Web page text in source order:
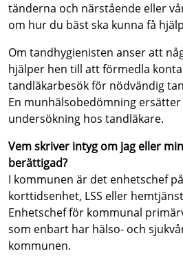
tänderna och närstående eller
om hur du bäst ska kunna få
Om tandhygienisten anser att
hjälper hen till att förmedla
tandläkarbesök för nödvändig
En munhälsobedömning
undersökning hos tandläkare.
Vem skriver intyg om jag eller
berättigad?
I kommunen är det enhetschef
korttidsenhet, LSS eller
Enhetschef för kommunal
som enbart har hälso- och
kommunen.